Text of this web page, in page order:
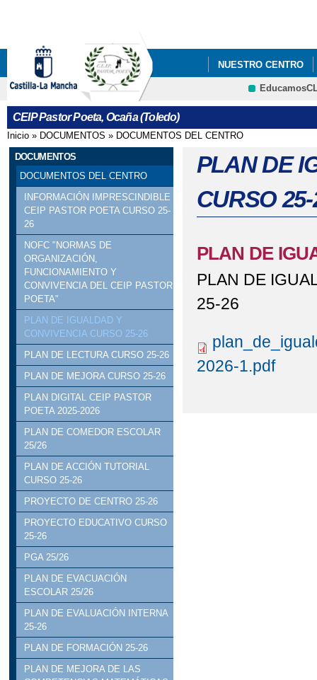
NUESTRO CENTRO
BLOGS Y WIKIS
AMPA DEL CEIP
CEIP Pastor Poeta, Ocaña (Toledo)
Se encuentra usted aquí
Inicio » DOCUMENTOS » DOCUMENTOS DEL CENTRO
DOCUMENTOS
DOCUMENTOS DEL CENTRO
INFORMACIÓN IMPRESCINDIBLE
CEIP PASTOR POETA CURSO 25-
26
NOFC "NORMAS DE
ORGANIZACIÓN,
FUNCIONAMIENTO Y
CONVIVENCIA DEL CEIP PASTOR
POETA"
PLAN DE IGUALDAD Y
CONVIVENCIA CURSO 25-26
PLAN DE LECTURA CURSO 25-26
PLAN DE MEJORA CURSO 25-26
PLAN DIGITAL CEIP PASTOR
POETA 2025-2026
PLAN DE COMEDOR ESCOLAR
25/26
PLAN DE ACCIÓN TUTORIAL
CURSO 25-26
PROYECTO DE CENTRO 25-26
PROYECTO EDUCATIVO CURSO
25-26
PGA 25/26
PLAN DE EVACUACIÓN
ESCOLAR 25/26
PLAN DE EVALUACIÓN INTERNA
25-26
PLAN DE FORMACIÓN 25-26
PLAN DE MEJORA DE LAS
PLAN DE
CURSO
PLAN DE
PLAN DE
25-26
2026-1.pdf